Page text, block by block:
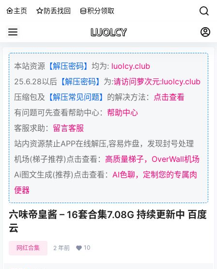
主页 防丢找回 积分领取
本站资源 【解压密码】 均为: luolcy.club
25.6.28以后 【解压密码】 为:请访问萝次元:luolcy.club
压缩包及 【解压常见问题】 的解决方法： 点击查看
有问题可先查看帮助中心： 帮助中心
客服求助： 留言客服
站内资源禁止APP在线解压,容易炸盘，发现封号处理
机场(梯子推荐)点击查看： 高质量梯子，OverWall机场
Ai图文生成(推荐)点击查看： AI色聊，定制您的专属肉
便器
六味帝皇酱 – 16套合集7.08G 持续更新中 百度
云
网红合集 2 年前 10